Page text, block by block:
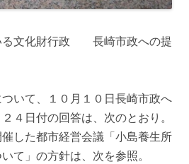
る文化財行政 長崎市政への提
いて、１０月１０日長崎市政へ
４日付の回答は、次のとおり。
した都市経営会議「小島養生所
て」の方針は、次を参照。